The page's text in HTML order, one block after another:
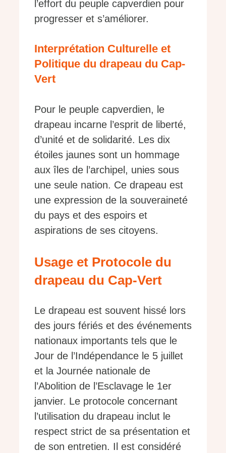
l’effort du peuple capverdien pour
progresser et s’améliorer.
Interprétation Culturelle et
Politique du drapeau du Cap-
Vert
Pour le peuple capverdien, le
drapeau incarne l’esprit de liberté,
d’unité et de solidarité. Les dix
étoiles jaunes sont un hommage
aux îles de l’archipel, unies sous
une seule nation. Ce drapeau est
une expression de la souveraineté
du pays et des espoirs et
aspirations de ses citoyens.
Usage et Protocole du
drapeau du Cap-Vert
Le drapeau est souvent hissé lors
des jours fériés et des événements
nationaux importants tels que le
Jour de l’Indépendance le 5 juillet
et la Journée nationale de
l’Abolition de l’Esclavage le 1er
janvier. Le protocole concernant
l’utilisation du drapeau inclut le
respect strict de sa présentation et
de son entretien. Il est considéré